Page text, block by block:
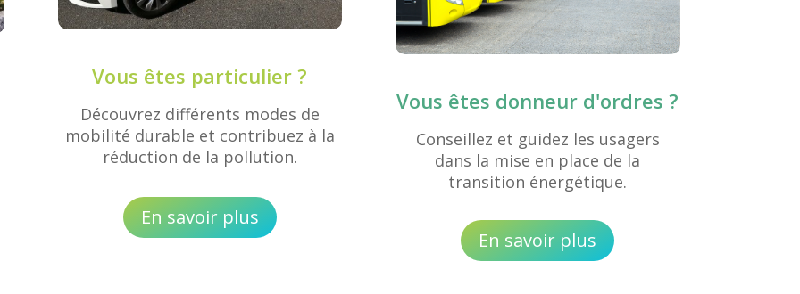
Vous êtes particulier ?
Découvrez différents modes de
mobilité durable et contribuez à la
réduction de la pollution.
En savoir plus
Vous êtes donneur d'ordres ?
Conseillez et guidez les usagers
dans la mise en place de la
transition énergétique.
En savoir plus